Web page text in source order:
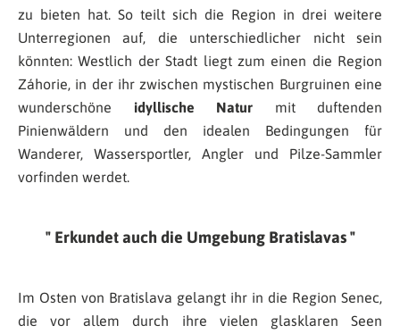
zu bieten hat. So teilt sich die Region in drei weitere
Unterregionen auf, die unterschiedlicher nicht sein
könnten: Westlich der Stadt liegt zum einen die Region
Záhorie, in der ihr zwischen mystischen Burgruinen eine
wunderschöne idyllische Natur mit duftenden
Pinienwäldern und den idealen Bedingungen für
Wanderer, Wassersportler, Angler und Pilze-Sammler
vorfinden werdet.
Erkundet auch die Umgebung Bratislavas
Im Osten von Bratislava gelangt ihr in die Region Senec,
die vor allem durch ihre vielen glasklaren Seen